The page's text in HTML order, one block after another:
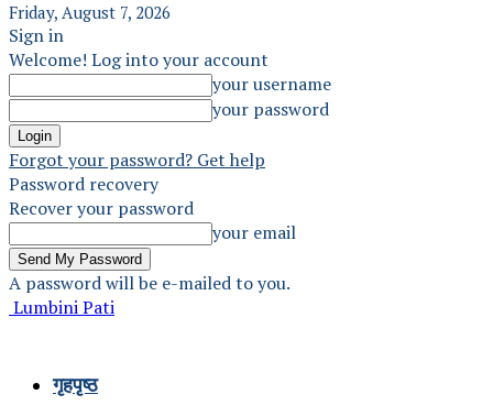
Friday, August 7, 2026
Sign in
Welcome! Log into your account
your username
your password
Forgot your password? Get help
Password recovery
Recover your password
your email
A password will be e-mailed to you.
Lumbini Pati
गृहपृष्ठ